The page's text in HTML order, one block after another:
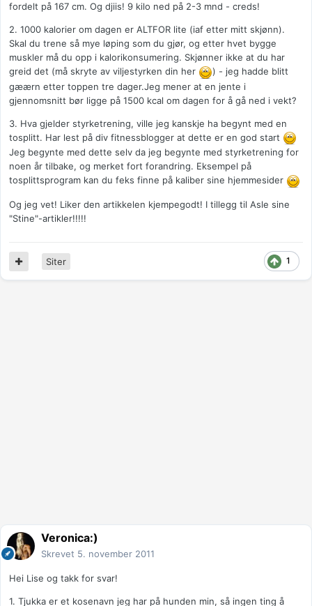
fordelt på 167 cm. Og djiis! 9 kilo ned på 2-3 mnd - creds!
2. 1000 kalorier om dagen er ALTFOR lite (iaf etter mitt skjønn).
Skal du trene så mye løping som du gjør, og etter hvet bygge
muskler må du opp i kalorikonsumering. Skjønner ikke at du har
greid det (må skryte av viljestyrken din her
) - jeg hadde blitt
gæærn etter toppen tre dager.Jeg mener at en jente i
gjennomsnitt bør ligge på 1500 kcal om dagen for å gå ned i vekt?
3. Hva gjelder styrketrening, ville jeg kanskje ha begynt med en
tosplitt. Har lest på div fitnessblogger at dette er en god start
Jeg begynte med dette selv da jeg begynte med styrketrening for
noen år tilbake, og merket fort forandring. Eksempel på
tosplittsprogram kan du feks finne på kaliber sine hjemmesider
Og jeg vet! Liker den artikkelen kjempegodt! I tillegg til Asle sine
"Stine"-artikler!!!!!
1
Siter
Veronica:)
Skrevet 5. november 2011
Hei Lise og takk for svar!
1. Tjukka er et kosenavn jeg har på hunden min, så ingen ting å